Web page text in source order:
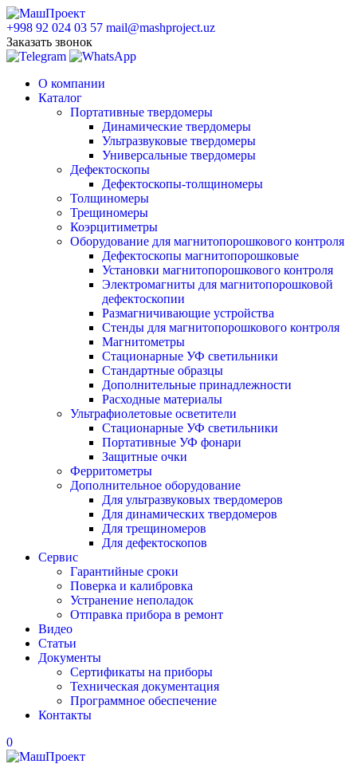
+998 92 024 03 57 mail@mashproject.uz
Заказать звонок
О компании
Каталог
Портативные твердомеры
Динамические твердомеры
Ультразвуковые твердомеры
Универсальные твердомеры
Дефектоскопы
Дефектоскопы-толщиномеры
Толщиномеры
Трещиномеры
Коэрцитиметры
Оборудование для магнитопорошкового контроля
Дефектоскопы магнитопорошковые
Установки магнитопорошкового контроля
Электромагниты для магнитопорошковой
дефектоскопии
Размагничивающие устройства
Стенды для магнитопорошкового контроля
Магнитометры
Стационарные УФ светильники
Стандартные образцы
Дополнительные принадлежности
Расходные материалы
Ультрафиолетовые осветители
Стационарные УФ светильники
Портативные УФ фонари
Защитные очки
Ферритометры
Дополнительное оборудование
Для ультразвуковых твердомеров
Для динамических твердомеров
Для трещиномеров
Для дефектоскопов
Сервис
Гарантийные сроки
Поверка и калибровка
Устранение неполадок
Отправка прибора в ремонт
Видео
Статьи
Документы
Сертификаты на приборы
Техническая документация
Программное обеспечение
Контакты
0